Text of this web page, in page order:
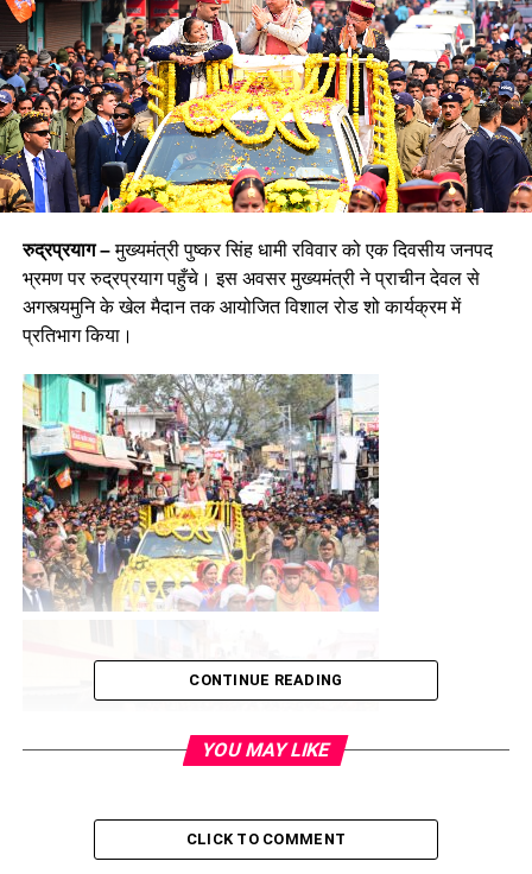
रुद्रप्रयाग –मुख्यमंत्री पुष्कर सिंह धामी रविवार को एक दिवसीय जनपद
भ्रमण पर रुद्रप्रयाग पहुँचे। इस अवसर मुख्यमंत्री ने प्राचीन देवल से
अगस्त्यमुनि के खेल मैदान तक आयोजित विशाल रोड शो कार्यक्रम में
प्रतिभाग किया।
CONTINUE READING
YOU MAY LIKE
CLICK TO COMMENT